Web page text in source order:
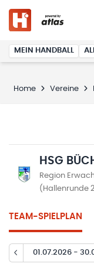
MEIN HANDBALL
Home Vereine
HSG
Region
(Hallenrunde
TEAM-SPIELPLAN
01.07.2026 -